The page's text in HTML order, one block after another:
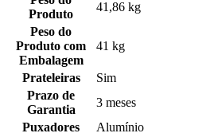
Produto
41,86 kg
Peso do
Produto com
Embalagem
41 kg
Prateleiras
Sim
Prazo de
Garantia
3 meses
Puxadores
Alumínio